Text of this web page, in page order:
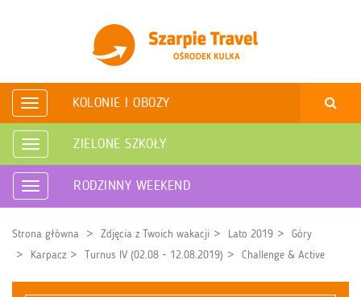
Rozwiń
nawigację
KOLONIE I OBOZY
Rozwiń
nawigację
ZIELONE SZKOŁY
Rozwiń
nawigację
RODZINNY WEEKEND
Strona główna Zdjęcia z Twoich wakacji Lato 2019
Góry
Karpacz
Turnus IV (02.08 - 12.08.2019) Challenge & Active